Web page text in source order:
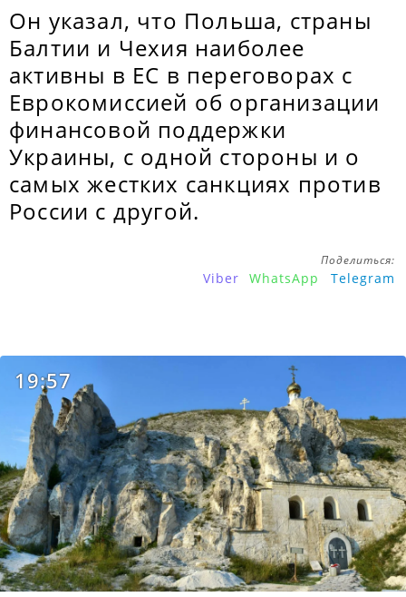
Он указал, что Польша, страны
Балтии и Чехия наиболее
активны в ЕС в переговорах с
Еврокомиссией об организации
финансовой поддержки
Украины, с одной стороны и о
самых жестких санкциях против
России с другой.
Поделиться:
Viber WhatsApp Telegram
19:57